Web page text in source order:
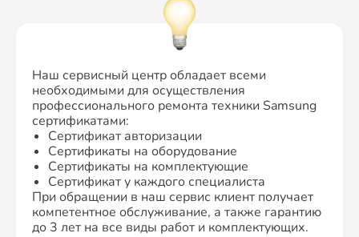
Наш сервисный центр обладает всеми
необходимыми для осуществления
профессионального ремонта техники Samsung
сертификатами:
Сертификат авторизации
Сертификаты на оборудование
Сертификаты на комплектующие
Сертификат у каждого специалиста
При обращении в наш сервис клиент получает
компетентное обслуживание, а также гарантию
до 3 лет на все виды работ и комплектующих.